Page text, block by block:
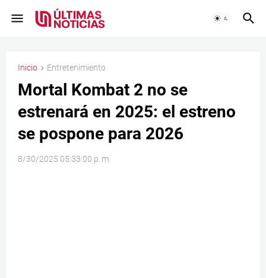
Inicio Entretenimiento
Mortal Kombat 2 no se
estrenará en 2025: el estreno
se pospone para 2026
8/30/2025 05:33:00 p. m.